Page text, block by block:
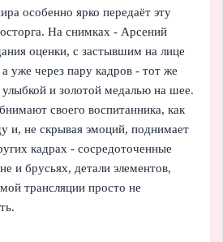
особенно ярко передаёт эту
На снимках - Арсений
оценки, с застывшим на лице
уже через пару кадров - тот же
и золотой медалью на шее.
своего воспитанника, как
и, не скрывая эмоций, поднимает
кадрах - сосредоточенные
и брусьях, детали элементов,
трансляции просто не